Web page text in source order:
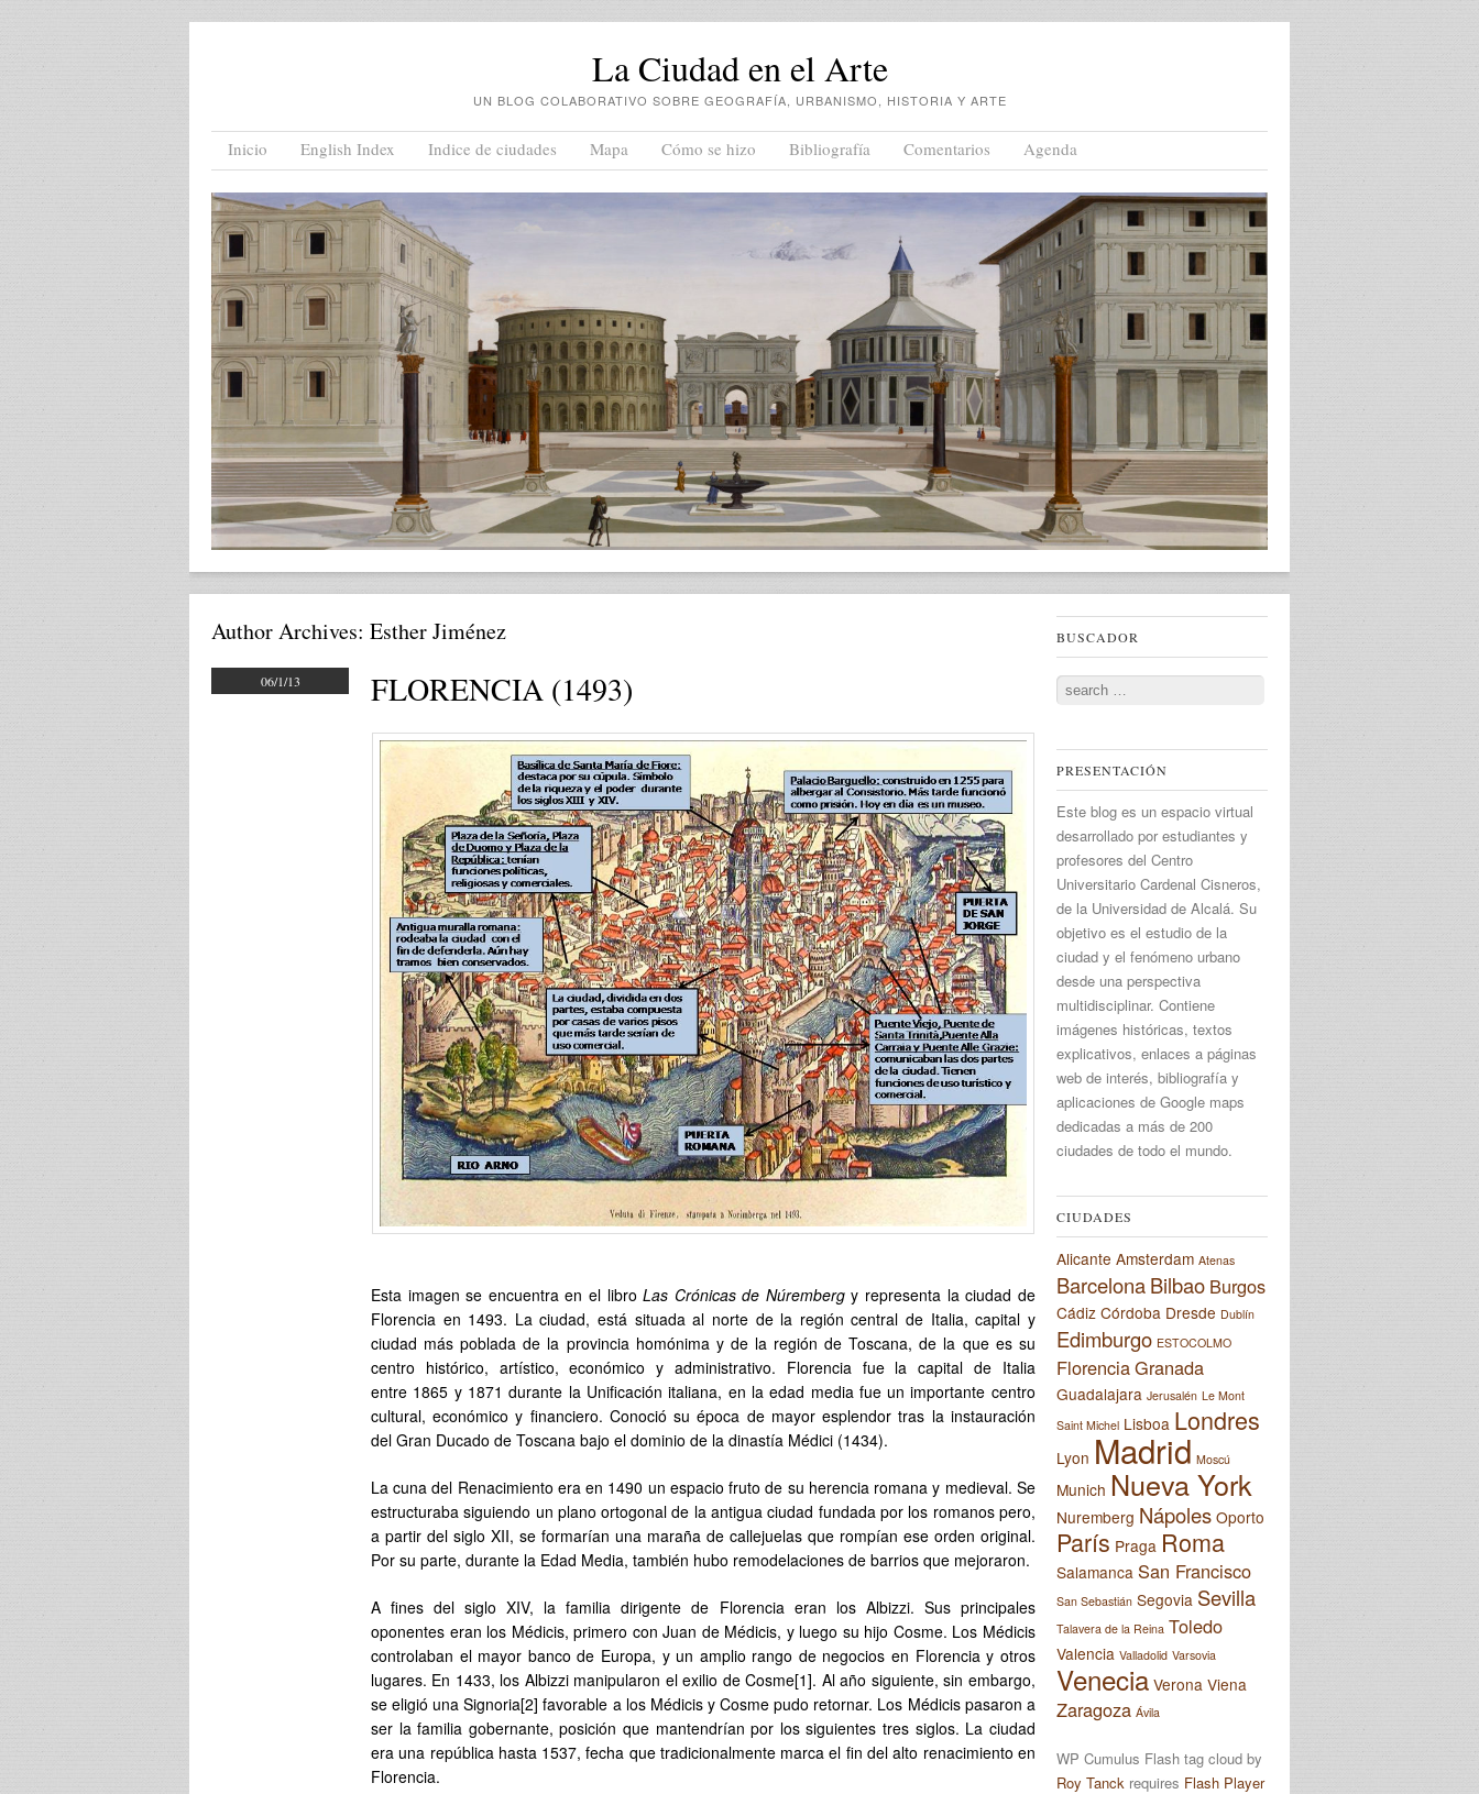
La Ciudad en el Arte
UN BLOG COLABORATIVO SOBRE GEOGRAFÍA, URBANISMO, HISTORIA Y ARTE
Menu
Skip to content
Inicio English Index Indice de ciudades Mapa Cómo se hizo Bibliografía Comentarios Agenda
Author Archives: Esther Jiménez
06/1/13 FLORENCIA (1493)
Esta imagen se encuentra en el libroLas Crónicas de Núrembergy representa la ciudad de
Florencia en 1493. La ciudad, está situada al norte de la región central de Italia, capital y
ciudad más poblada de la provincia homónima y de la región de Toscana, de la que es su
centro histórico, artístico, económico y administrativo. Florencia fue la capital de Italia
entre 1865 y 1871 durante la Unificación italiana, en la edad media fue un importante centro
cultural, económico y financiero. Conoció su época de mayor esplendor tras la instauración
del Gran Ducado de Toscana bajo el dominio de la dinastía Médici (1434).
La cuna del Renacimiento era en 1490 un espacio fruto de su herencia romana y medieval. Se
estructuraba siguiendo un plano ortogonal de la antigua ciudad fundada por los romanos pero,
a partir del siglo XII, se formarían una maraña de callejuelas que rompían ese orden original.
Por su parte, durante la Edad Media, también hubo remodelaciones de barrios que mejoraron.
A fines del siglo XIV, la familia dirigente de Florencia eran los Albizzi. Sus principales
oponentes eran los Médicis, primero con Juan de Médicis, y luego su hijo Cosme. Los Médicis
controlaban el mayor banco de Europa, y un amplio rango de negocios en Florencia y otros
lugares. En 1433, los Albizzi manipularon el exilio de Cosme[1]. Al año siguiente, sin embargo,
se eligió una Signoria[2] favorable a los Médicis y Cosme pudo retornar. Los Médicis pasaron a
ser la familia gobernante, posición que mantendrían por los siguientes tres siglos. La ciudad
era una república hasta 1537, fecha que tradicionalmente marca el fin del alto renacimiento en
Florencia.
BUSCADOR
Search
PRESENTACIÓN
Este blog es un espacio virtual
desarrollado por estudiantes y
profesores del Centro
Universitario Cardenal Cisneros,
de la Universidad de Alcalá. Su
objetivo es el estudio de la
ciudad y el fenómeno urbano
desde una perspectiva
multidisciplinar. Contiene
imágenes históricas, textos
explicativos, enlaces a páginas
web de interés, bibliografía y
aplicaciones de Google maps
dedicadas a más de 200
ciudades de todo el mundo.
CIUDADES
Alicante Amsterdam Atenas
BarcelonaBilbao Burgos
Cádiz Córdoba Dresde Dublín
Edimburgo ESTOCOLMO
FlorenciaGranada
Guadalajara Jerusalén Le Mont
Saint Michel Lisboa Londres
Lyon Madrid Moscú
Munich Nueva York
Nuremberg Nápoles Oporto
París Praga Roma
Salamanca San Francisco
San Sebastián Segovia Sevilla
Talavera de la Reina Toledo
Valencia Valladolid Varsovia
Venecia Verona Viena
Zaragoza Ávila
WP Cumulus Flash tag cloud by
Roy Tanck requires Flash Player